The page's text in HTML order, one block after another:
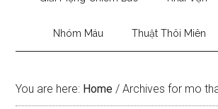
Nhóm Máu Thuật Thôi Miên
You are here: Home / Archives for mo